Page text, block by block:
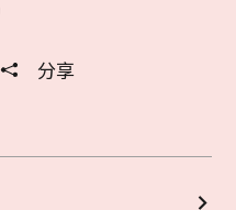
分享